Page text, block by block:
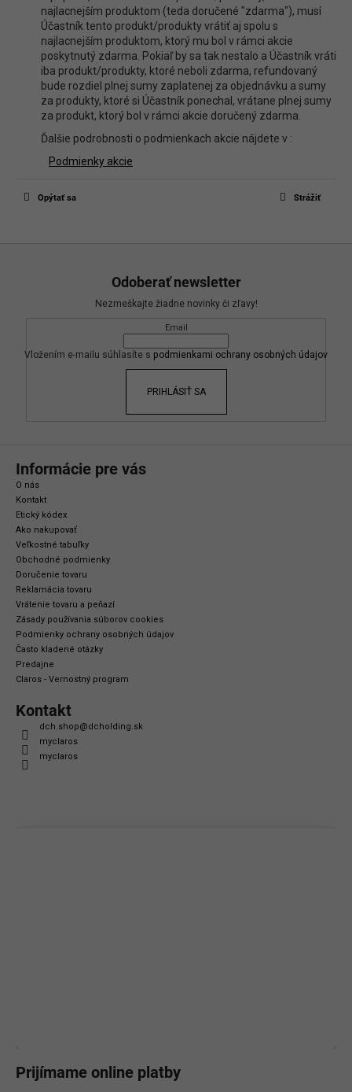
najlacnejším produktom (teda doručené "zdarma"), musí
Účastník tento produkt/produkty vrátiť aj spolu s
najlacnejším produktom, ktorý mu bol v rámci akcie
poskytnutý zdarma. Pokiaľ by sa tak nestalo a Účastník vráti
iba produkt/produkty, ktoré neboli zdarma, refundovaný
bude rozdiel plnej sumy zaplatenej za objednávku a sumy
za produkty, ktoré si Účastník ponechal, vrátane plnej sumy
za produkt, ktorý bol v rámci akcie doručený zdarma.
Ďalšie podrobnosti o podmienkach akcie nájdete v :
Podmienky akcie
Opýtať sa Strážiť
Odoberať newsletter
Nezmeškajte žiadne novinky či zľavy!
Email
Vložením e-mailu súhlasíte s podmienkami ochrany osobných údajov
PRIHLÁSIŤ SA
Informácie pre vás
O nás
Kontakt
Etický kódex
Ako nakupovať
Veľkostné tabuľky
Obchodné podmienky
Doručenie tovaru
Reklamácia tovaru
Vrátenie tovaru a peňazí
Zásady používania súborov cookies
Podmienky ochrany osobných údajov
Často kladené otázky
Predajne
Claros - Vernostný program
Kontakt
dch.shop@dcholding.sk
myclaros
myclaros
Prijímame online platby